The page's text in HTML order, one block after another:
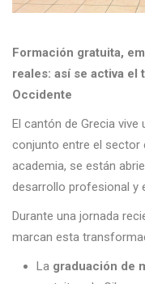
Formación gratuita,
reales: así se activa el
Occidente
El cantón de Grecia
conjunto entre el sector
academia, se están
desarrollo profesional y
Durante una jornada
marcan esta
La graduación de